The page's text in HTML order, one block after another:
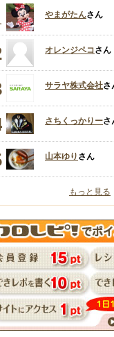
やまがたんさん
オレンジペコさん
サラヤ株式会社さ
さちくっかりーさ
山本ゆり さん
もっと見る